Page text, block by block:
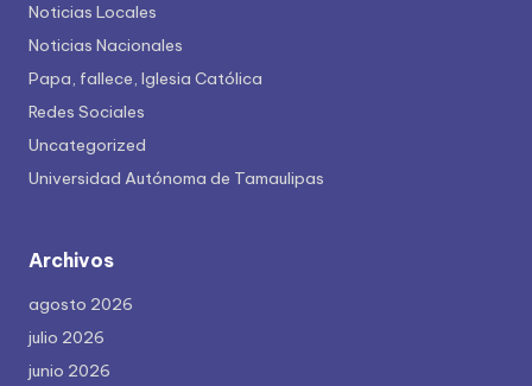
Noticias Locales
Noticias Nacionales
Papa, fallece, Iglesia Católica
Redes Sociales
Uncategorized
Universidad Autónoma de Tamaulipas
Archivos
agosto 2026
julio 2026
junio 2026